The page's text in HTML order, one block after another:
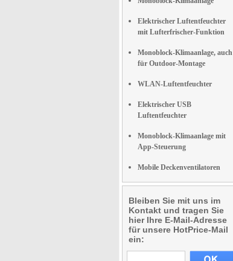
Elektrischer Luftentfeuchter
mit Lufterfrischer-Funktion
Monoblock-Klimaanlage, auch
für Outdoor-Montage
WLAN-Luftentfeuchter
Elektrischer USB
Luftentfeuchter
Monoblock-Klimaanlage mit
App-Steuerung
Mobile Deckenventilatoren
Bleiben Sie mit uns im
Kontakt und tragen Sie
hier Ihre E-Mail-Adresse
für unsere HotPrice-Mail
ein: